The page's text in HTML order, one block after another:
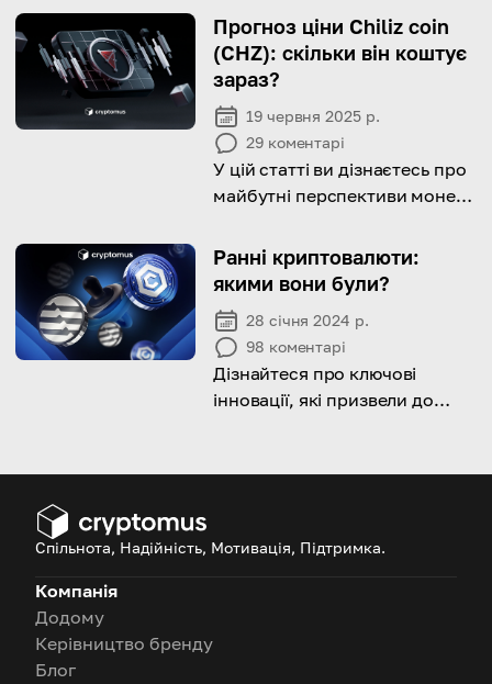
криптовалютного платіжного
шлюзу Cryptomus.
Прогноз ціни Chiliz coin
(CHZ): скільки він коштує
зараз?
19 червня 2025 р.
29 коментарі
У цій статті ви дізнаєтесь про
майбутні перспективи монети
блокчейні.
Ранні криптовалюти:
якими вони були?
28 січня 2024 р.
98 коментарі
Дізнайтеся про ключові
інновації, які призвели до
Спільнота, Надійність, Мотивація, Підтримка.
Компанія
Додому
Керівництво бренду
Блог